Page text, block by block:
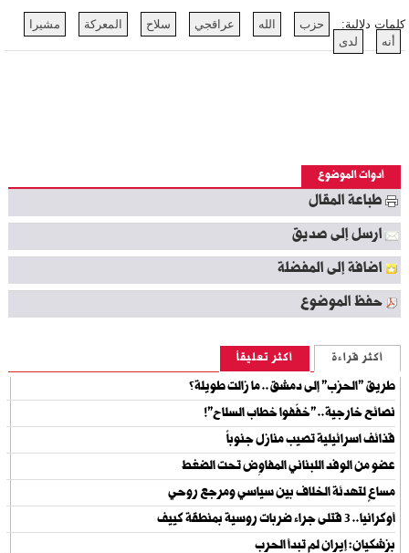
كلمات دلالية: حزب الله عراقجي سلاح المعركة
مشيرا
أنه
لدى
أدوات الموضوع
طباعة المقال
ارسل إلى صديق
اضافة إلى المفضلة
حفظ الموضوع
أكثر قراءة أكثر تعليقاً
طريق "الحزب" إلى دمشق.. ما زالت طويلة؟
نصائح خارجية.. "خفّفوا خطاب السلاح"!
قذائف اسرائيلية تصيب منازل جنوباً
عضو من الوفد اللبناني المفاوِض تحت الضغط
مساعٍ لتهدئة الخلاف بين سياسي ومرجع روحي
أوكرانيا.. 3 قتلى جراء ضربات روسية بمنطقة كييف
بزشكيان: إيران لم تبدأ الحرب